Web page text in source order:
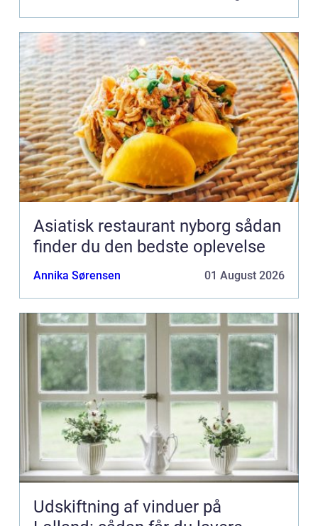
Asiatisk restaurant nyborg sådan
finder du den bedste oplevelse
Annika Sørensen 01 August 2026
Udskiftning af vinduer på